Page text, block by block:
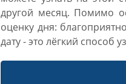
другой месяц. Помимо
оценку дня:
дату - это лёгкий способ